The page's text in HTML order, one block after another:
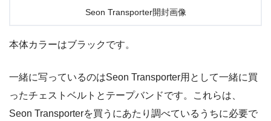
Seon Transporter開封画像
本体カラーはブラックです。
一緒に写っているのはSeon Transporter用として一緒に買
ったチェストベルトとテープバンドです。これらは、
Seon Transporterを買うにあたり調べているうちに必要で